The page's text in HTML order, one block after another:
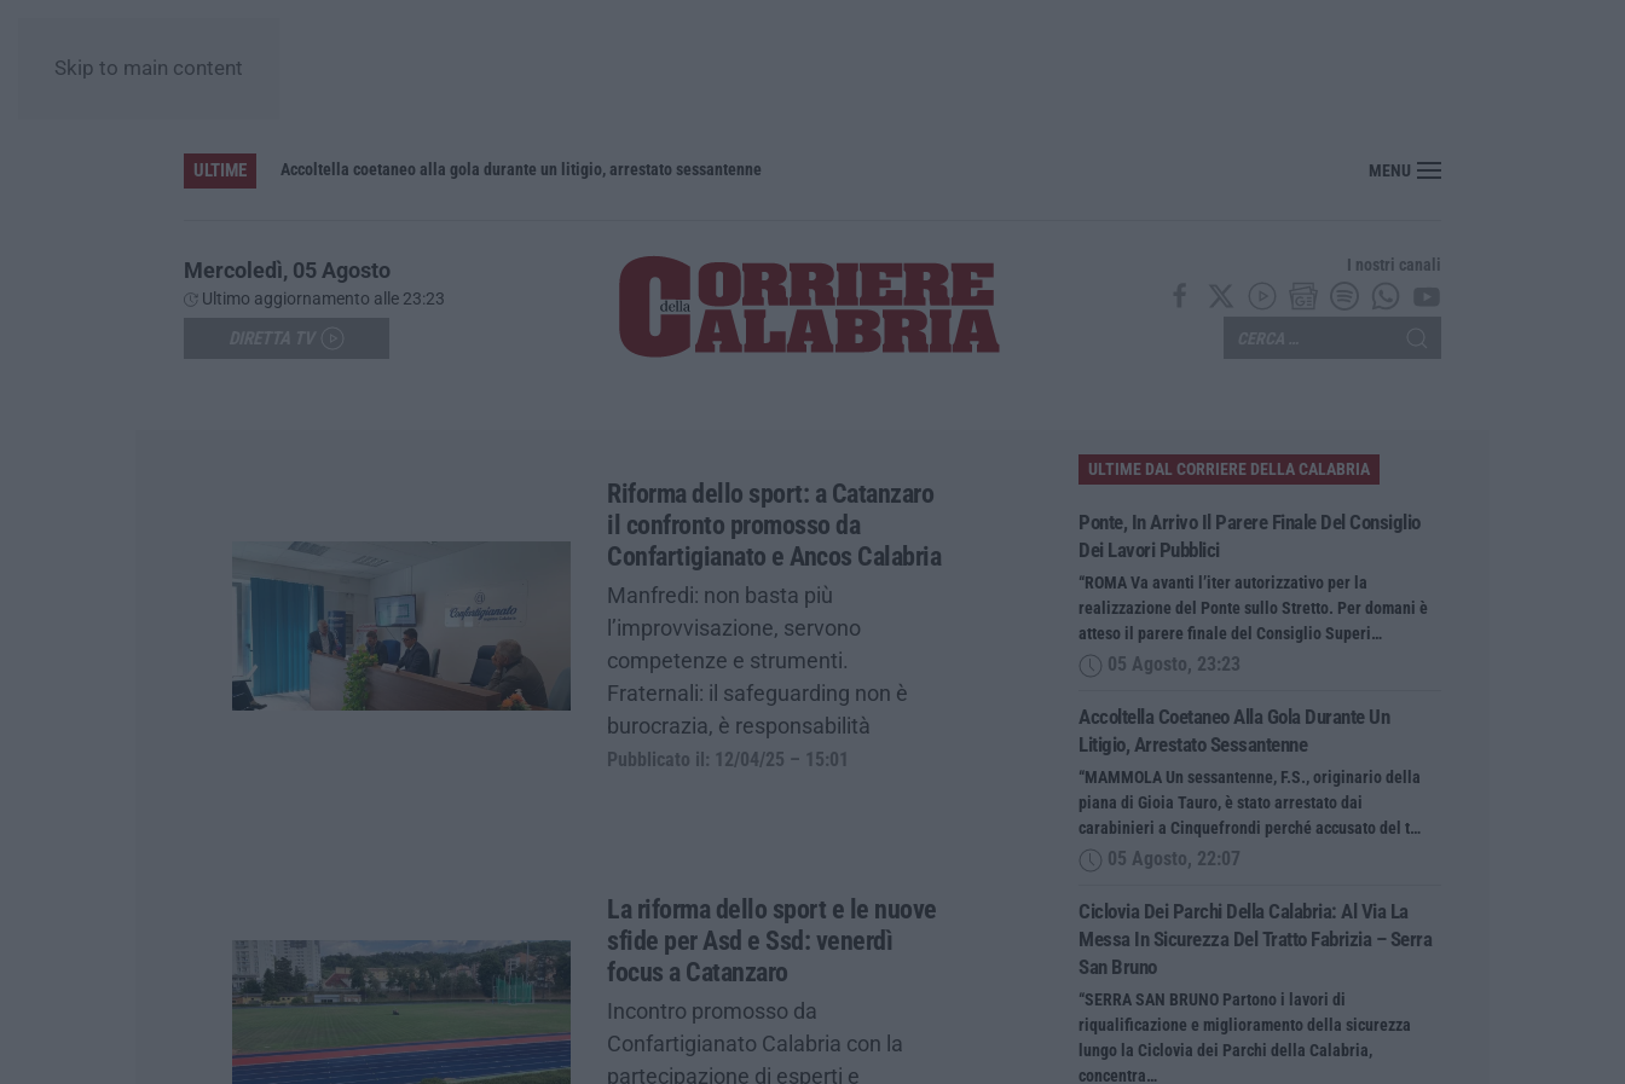
Skip to main content
ULTIME Accoltella coetaneo alla gola durante un litigio, arrestato sessantenne MENU
Mercoledì, 05 Agosto
Ultimo aggiornamento alle 23:23
I nostri canali
Riforma dello sport: a Catanzaro
il confronto promosso da
Confartigianato e Ancos Calabria
Manfredi: non basta più
l’improvvisazione, servono
competenze e strumenti.
Fraternali: il safeguarding non è
burocrazia, è responsabilità
Pubblicato il: 12/04/25 – 15:01
La riforma dello sport e le nuove
sfide per Asd e Ssd: venerdì
focus a Catanzaro
Incontro promosso da
Confartigianato Calabria con la
partecipazione di esperti e
ULTIME DAL CORRIERE DELLA CALABRIA
Ponte, In Arrivo Il Parere Finale Del Consiglio
Dei Lavori Pubblici
“ROMA Va avanti l’iter autorizzativo per la
realizzazione del Ponte sullo Stretto. Per domani è
atteso il parere finale del Consiglio Superi…
05 Agosto, 23:23
Accoltella Coetaneo Alla Gola Durante Un
Litigio, Arrestato Sessantenne
“MAMMOLA Un sessantenne, F.S., originario della
piana di Gioia Tauro, è stato arrestato dai
carabinieri a Cinquefrondi perché accusato del t…
05 Agosto, 22:07
Ciclovia Dei Parchi Della Calabria: Al Via La
Messa In Sicurezza Del Tratto Fabrizia – Serra
San Bruno
“SERRA SAN BRUNO Partono i lavori di
riqualificazione e miglioramento della sicurezza
lungo la Ciclovia dei Parchi della Calabria,
concentra…